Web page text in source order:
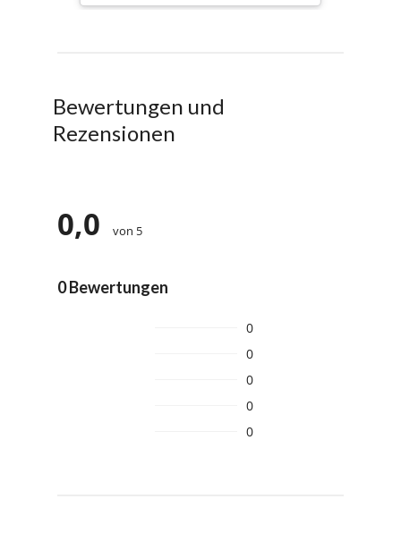
Bewertungen und
Rezensionen
0,0 von 5
0 Bewertungen
0
0
0
0
0